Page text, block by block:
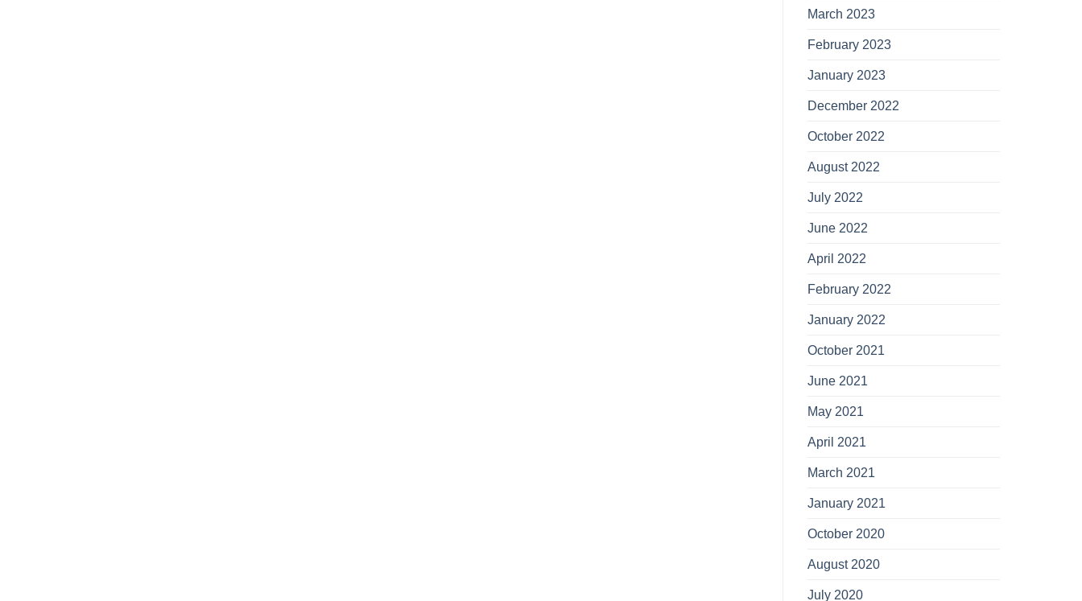
March 2023
February 2023
January 2023
December 2022
October 2022
August 2022
July 2022
June 2022
April 2022
February 2022
January 2022
October 2021
June 2021
May 2021
April 2021
March 2021
January 2021
October 2020
August 2020
July 2020